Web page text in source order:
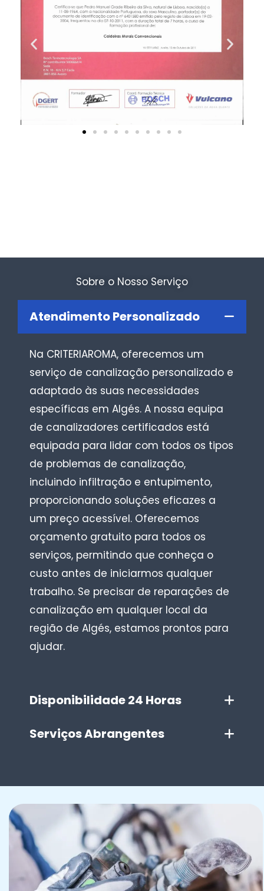
Sobre o Nosso Serviço
Atendimento Personalizado
Na CRITERIAROMA, oferecemos um
serviço de canalização personalizado e
adaptado às suas necessidades
específicas em Algés. A nossa equipa
de canalizadores certificados está
equipada para lidar com todos os tipos
de problemas de canalização,
incluindo infiltração e entupimento,
proporcionando soluções eficazes a
um preço acessível. Oferecemos
orçamento gratuito para todos os
serviços, permitindo que conheça o
custo antes de iniciarmos qualquer
trabalho. Se precisar de reparações de
canalização em qualquer local da
região de Algés, estamos prontos para
ajudar.
Disponibilidade 24 Horas
Serviços Abrangentes